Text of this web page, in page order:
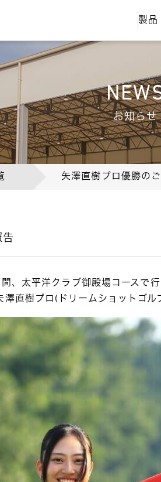
製品
お知らせ
矢澤直樹プロ優勝の
、太平洋クラブ御殿場コースで
直樹プロ(ドリームショットゴル